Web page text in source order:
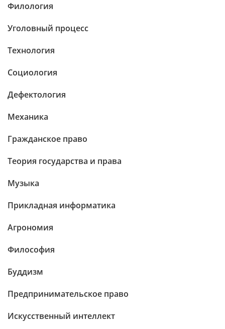
Филология
Уголовный процесс
Технология
Социология
Дефектология
Механика
Гражданское право
Теория государства и права
Музыка
Прикладная информатика
Агрономия
Философия
Буддизм
Предпринимательское право
Искусственный интеллект